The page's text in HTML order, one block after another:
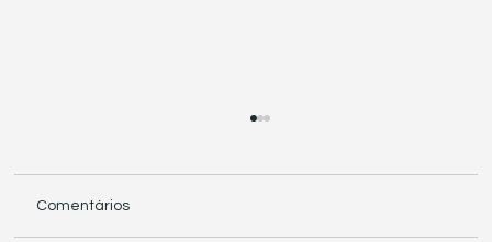
Comentários